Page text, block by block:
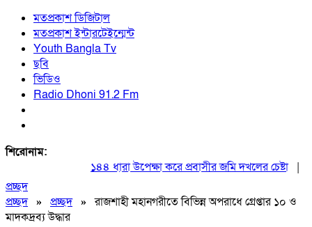
মতপ্রকাশ ডিজিটাল
মতপ্রকাশ ইন্টারটেইন্মেন্ট
Youth Bangla Tv
ছবি
ভিডিও
Radio Dhoni 91.2 Fm
শিরোনাম:
১৪৪ ধারা উপেক্ষা করে প্রবাসীর জমি দখলের চেষ্টা| ২০
প্রচ্ছদ
প্রচ্ছদ» প্রচ্ছদ»রাজশাহী মহানগরীতে বিভিন্ন অপরাধে গ্রেপ্তার ১০ ও
মাদকদ্রব্য উদ্ধার